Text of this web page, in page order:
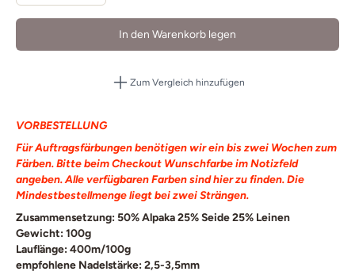
In den Warenkorb legen
Zum Vergleich hinzufügen
VORBESTELLUNG
Für Auftragsfärbungen benötigen wir ein bis zwei Wochen zum
Färben. Bitte beim Checkout Wunschfarbe im Notizfeld
angeben. Alle verfügbaren Farben sindhierzu finden. Die
Mindestbestellmenge liegt bei zwei Strängen.
Zusammensetzung: 50% Alpaka 25% Seide 25% Leinen
Gewicht: 100g
Lauflänge: 400m/100g
empfohlene Nadelstärke: 2,5-3,5mm